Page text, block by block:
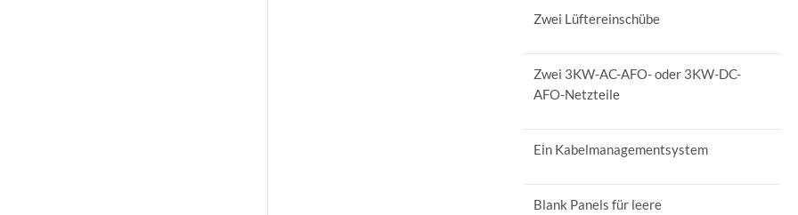
Zwei Lüftereinschübe
Zwei 3KW-AC-AFO- oder 3KW-DC-
AFO-Netzteile
Ein Kabelmanagementsystem
Blank Panels für leere